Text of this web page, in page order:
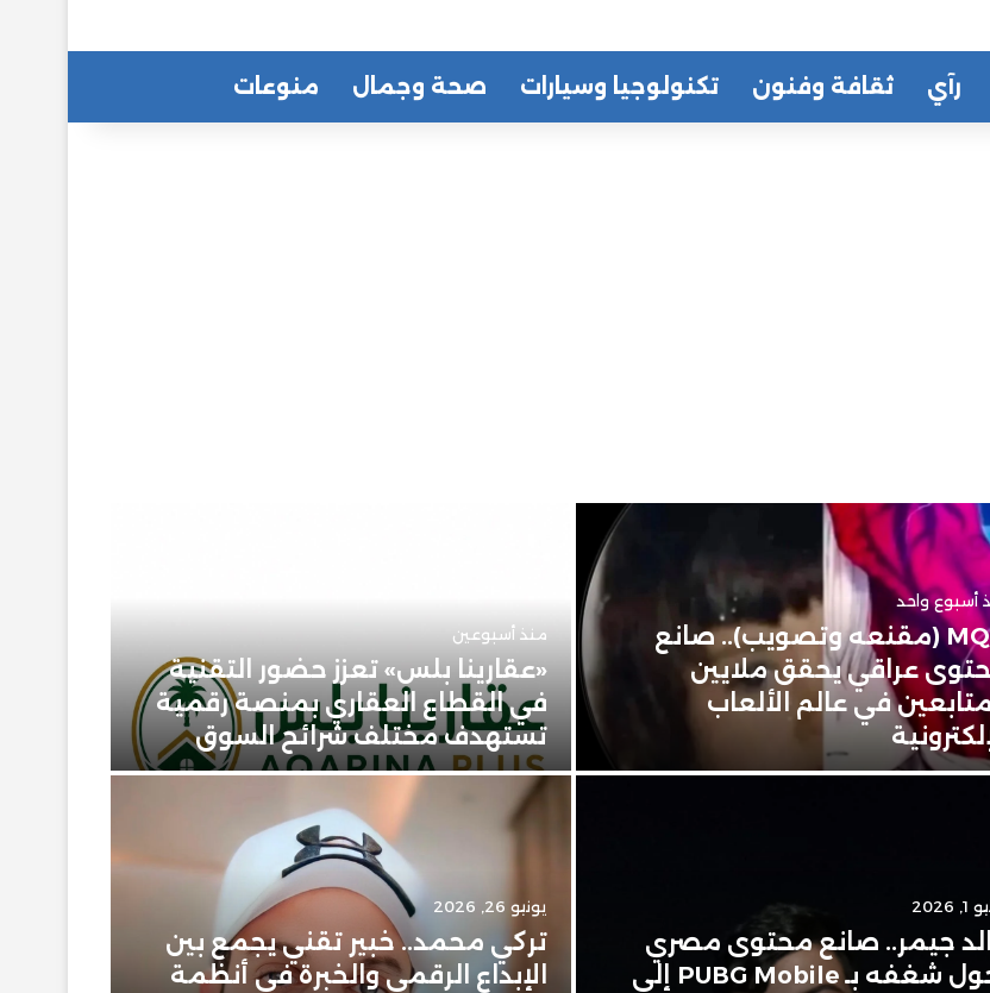
رآي ثقافة وفنون تكنولوجيا وسيارات صحة وجمال منوعات
أسبوع واحد
MQN (مقنعه وتصويب).. صانع
عراقي يحقق ملايين
في عالم الألعاب
منذ أسبوعين
«عقارينا بلس» تعزز حضور التقنية
في القطاع العقاري بمنصة رقمية
تستهدف مختلف شرائح السوق
2026
جيمر.. صانع محتوى مصري
يحول شغفه بـ PUBG Mobile إلى
يونيو 26, 2026
تركي محمد.. خبير تقني يجمع بين
الإبداع الرقمي والخبرة في أنظمة